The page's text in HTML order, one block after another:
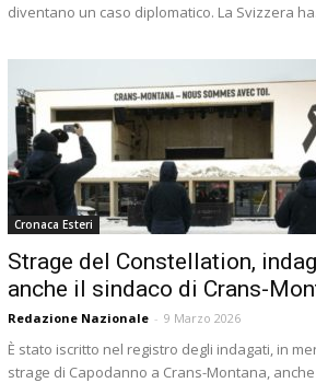
diventano un caso diplomatico. La Svizzera
Cronaca Esteri
Strage del Constellation,
anche il sindaco di Crans-
Redazione Nazionale - 9 Marzo 2026
È stato iscritto nel registro degli indagati, in
strage di Capodanno a Crans-Montana,